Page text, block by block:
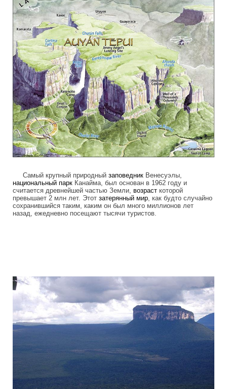
Самый крупный природный заповедник Венесуэлы,
национальный парк Канайма, был основан в 1962 году и
считается древнейшей частью Земли, возраст которой
превышает 2 млн лет. Этот затерянный мир , как будто случайно
сохранившийся таким, каким он был много миллионов лет
назад, ежедневно посещают тысячи туристов.